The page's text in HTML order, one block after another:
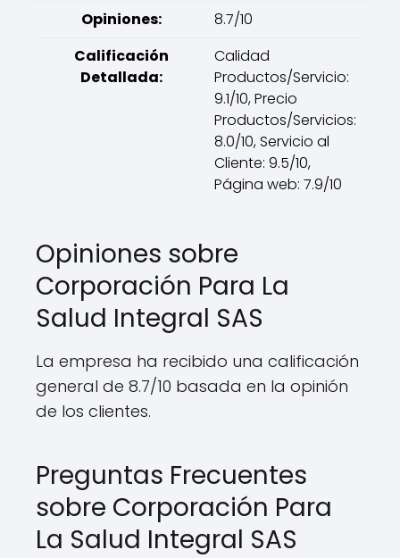
Opiniones:
8.7/10
Calificación
Detallada:
Calidad
Productos/Servicio:
9.1/10, Precio
Productos/Servicios:
8.0/10, Servicio al
Cliente: 9.5/10,
Página web: 7.9/10
Opiniones sobre
Corporación Para La
Salud Integral SAS
La empresa ha recibido una calificación
general de 8.7/10 basada en la opinión
de los clientes.
Preguntas Frecuentes
sobre Corporación Para
La Salud Integral SAS